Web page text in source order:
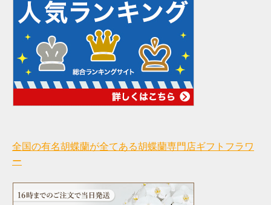
全国の有名胡蝶蘭が全てある胡蝶蘭専門店ギフトフラワ
ー